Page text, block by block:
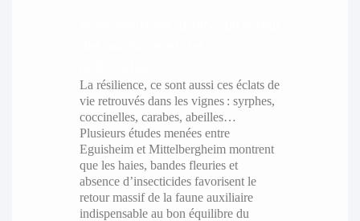
La résilience, ce sont aussi ces éclats de
vie retrouvés dans les vignes : syrphes,
coccinelles, carabes, abeilles…
Plusieurs études menées entre
Eguisheim et Mittelbergheim montrent
que les haies, bandes fleuries et
absence d’insecticides favorisent le
retour massif de la faune auxiliaire
indispensable au bon équilibre du